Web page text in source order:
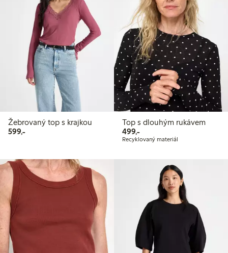
Žebrovaný top s krajkou
599,-599,00 Kč
Top s dlouhým rukávem
499,-499,00 Kč
Recyklovaný materiál